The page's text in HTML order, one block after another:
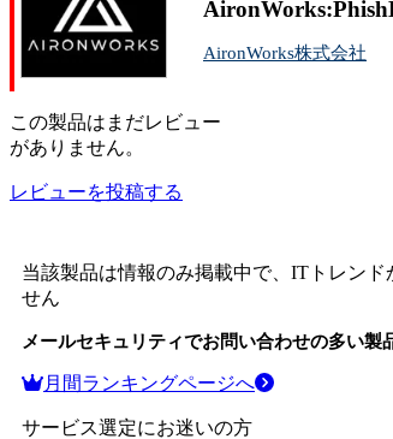
AironWorks株式会社
この製品はまだレビュー
がありません。
レビューを投稿する
当該製品は情報のみ掲載中で、ITトレンド
せん
メールセキュリティでお問い合わせの多い製
月間ランキングページへ
サービス選定にお迷いの方